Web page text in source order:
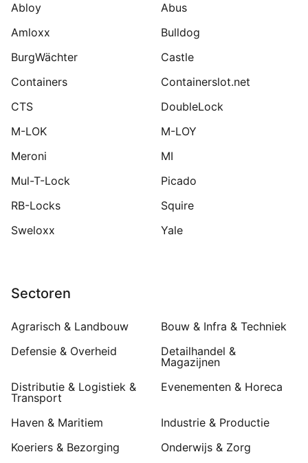
Abloy
Abus
Amloxx
Bulldog
BurgWächter
Castle
Containers
Containerslot.net
CTS
DoubleLock
M-LOK
M-LOY
Meroni
MI
Mul-T-Lock
Picado
RB-Locks
Squire
Sweloxx
Yale
Sectoren
Agrarisch & Landbouw
Bouw & Infra & Techniek
Defensie & Overheid
Detailhandel &
Magazijnen
Distributie & Logistiek &
Transport
Evenementen & Horeca
Haven & Maritiem
Industrie & Productie
Koeriers & Bezorging
Onderwijs & Zorg